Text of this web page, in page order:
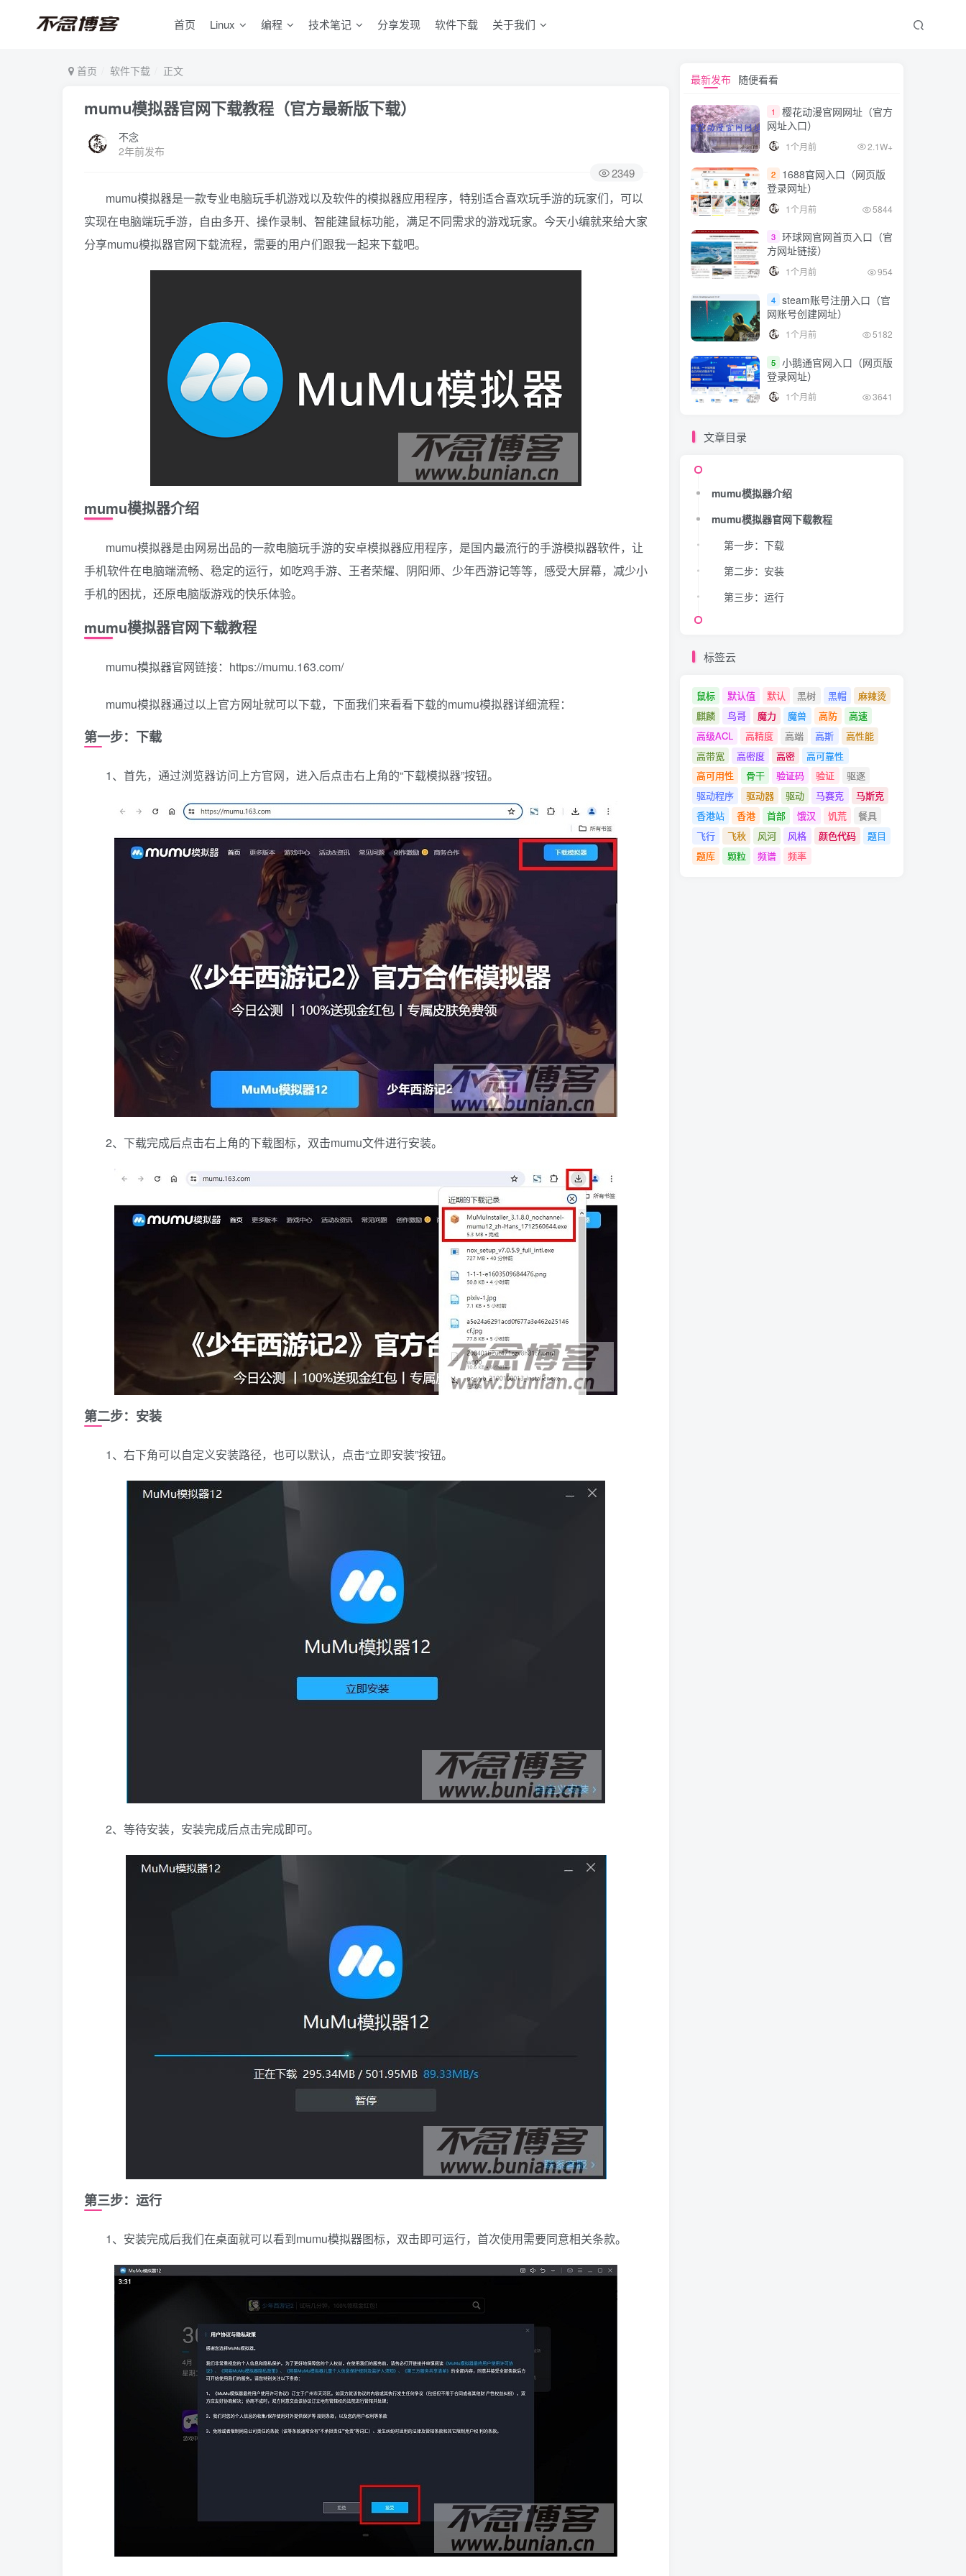
首页 Linux 编程 技术笔记 分享发现 软件下载 关于我们
首页 软件下载 正文
mumu模拟器官网下载教程（官方最新版下载）
不念
2年前发布
2349
mumu模拟器是一款专业电脑玩手机游戏以及软件的模拟器应用程序，特别适合喜欢玩手游的玩家们，可以
实现在电脑端玩手游，自由多开、操作录制、智能建鼠标功能，满足不同需求的游戏玩家。今天小编就来给大家
分享mumu模拟器官网下载流程，需要的用户们跟我一起来下载吧。
mumu模拟器介绍
mumu模拟器是由网易出品的一款电脑玩手游的安卓模拟器应用程序，是国内最流行的手游模拟器软件，让
手机软件在电脑端流畅、稳定的运行，如吃鸡手游、王者荣耀、阴阳师、少年西游记等等，感受大屏幕，减少小
手机的困扰，还原电脑版游戏的快乐体验。
mumu模拟器官网下载教程
mumu模拟器官网链接：https://mumu.163.com/
mumu模拟器通过以上官方网址就可以下载，下面我们来看看下载的mumu模拟器详细流程：
第一步：下载
1、首先，通过浏览器访问上方官网，进入后点击右上角的“下载模拟器”按钮。
2、下载完成后点击右上角的下载图标，双击mumu文件进行安装。
第二步：安装
1、右下角可以自定义安装路径，也可以默认，点击“立即安装”按钮。
2、等待安装，安装完成后点击完成即可。
第三步：运行
1、安装完成后我们在桌面就可以看到mumu模拟器图标，双击即可运行，首次使用需要同意相关条款。
mumu模拟器介绍
mumu模拟器官网下载教程
第一步：下载
第二步：安装
第三步：运行
最新发布 随便看看
1
樱花动漫官网网址（官方
网址入口）
1个月前 2.1W+
2
1688官网入口（网页版
登录网址）
1个月前 5844
3 环球网官网首页入口（官
方网址链接）
1个月前 954
4 steam账号注册入口（官
网账号创建网址）
1个月前 5182
5 小鹅通官网入口（网页版
登录网址）
1个月前 3641
文章目录
mumu模拟器介绍
mumu模拟器官网下载教程
第一步：下载
第二步：安装
第三步：运行
标签云
鼠标 默认值 默认 黑树 黑帽
麻辣烫
麒麟
鸟哥 魔力 魔兽 高防
高速
高级ACL
高精度 高端 高斯
高性能
高带宽
高密度 高密
高可靠性
高可用性
骨干 验证码 验证
驱逐
驱动程序
驱动器 驱动 马赛克
马斯克
香港站
香港 首部 饿汉 饥荒
餐具
飞行
飞秋 风河 风格 颜色代码
题目
题库
颗粒 频谱 频率